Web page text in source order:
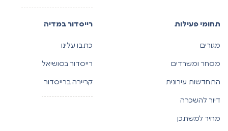
תחומי פעילות
מגורים
מסחר ומשרדים
התחדשות עירונית
דיור להשכרה
מחיר למשתכן
רייסדור במדיה
כתבו עלינו
רייסדור בסושיאל
קריירה ברייסדור